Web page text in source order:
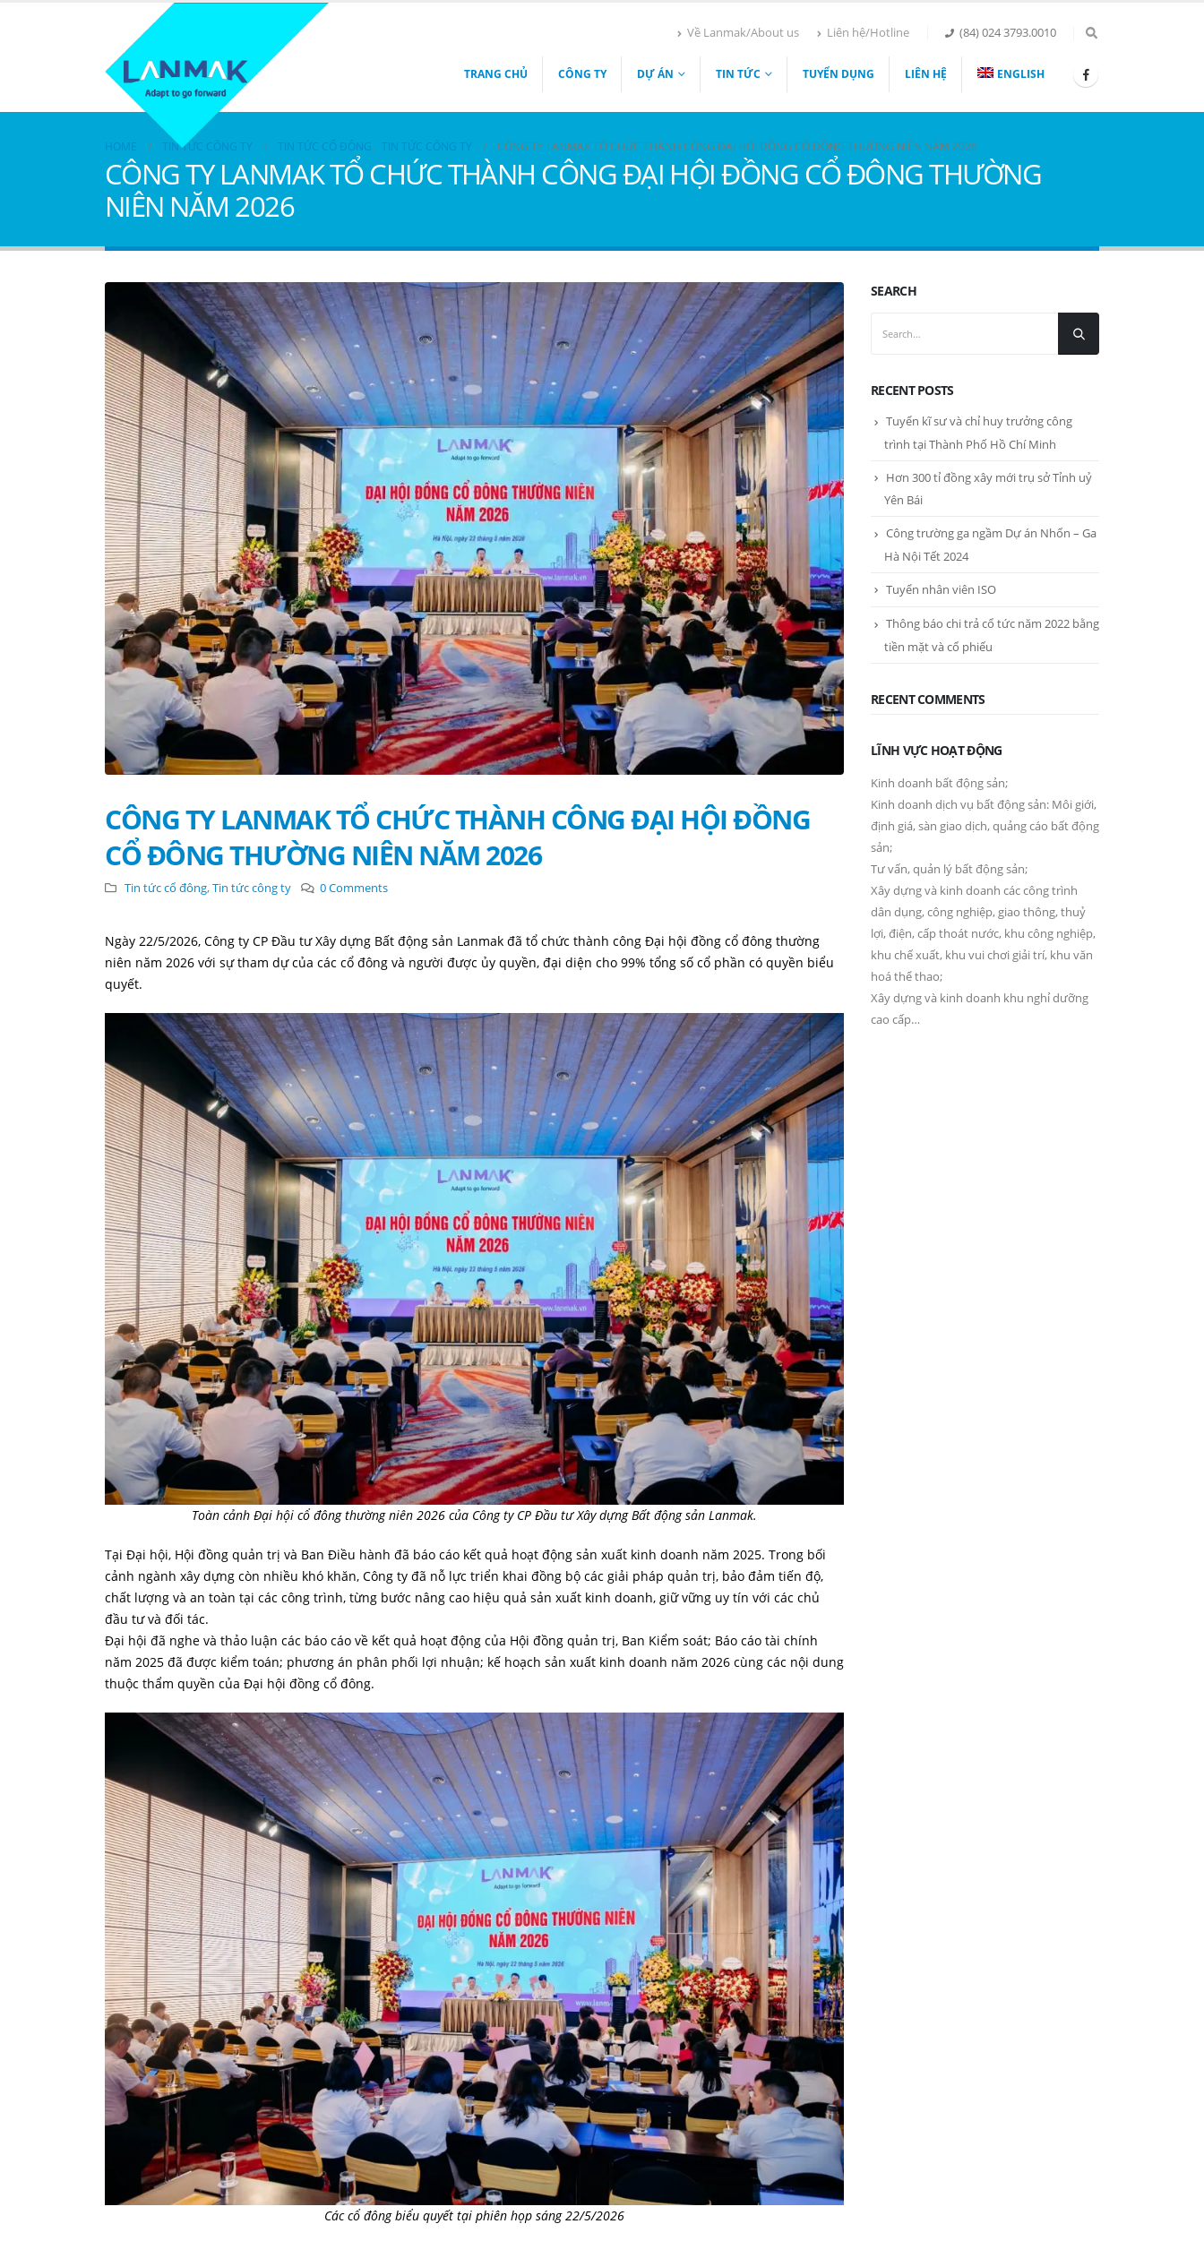
Về Lanmak/About us Liên hệ/Hotline (84) 024 3793.0010
TRANG CHỦ CÔNG TY DỰ ÁN TIN TỨC TUYỂN DỤNG LIÊN HỆ ENGLISH
HOME TIN TỨC CÔNG TY TIN TỨC CỔ ĐÔNG, TIN TỨC CÔNG TY CÔNG TY LANMAK TỔ CHỨC THÀNH CÔNG ĐẠI HỘI ĐỒNG CỔ ĐÔNG THƯỜNG NIÊN NĂM 2026
CÔNG TY LANMAK TỔ CHỨC THÀNH CÔNG ĐẠI HỘI ĐỒNG CỔ ĐÔNG THƯỜNG
NIÊN NĂM 2026
CÔNG TY LANMAK TỔ CHỨC THÀNH CÔNG ĐẠI HỘI ĐỒNG
CỔ ĐÔNG THƯỜNG NIÊN NĂM 2026
Tin tức cổ đông,Tin tức công ty 0 Comments
Ngày 22/5/2026, Công ty CP Đầu tư Xây dựng Bất động sản Lanmak đã tổ chức thành công Đại hội đồng cổ đông thường
niên năm 2026 với sự tham dự của các cổ đông và người được ủy quyền, đại diện cho 99% tổng số cổ phần có quyền biểu
quyết.
Toàn cảnh Đại hội cổ đông thường niên 2026 của Công ty CP Đầu tư Xây dựng Bất động sản Lanmak.
Tại Đại hội, Hội đồng quản trị và Ban Điều hành đã báo cáo kết quả hoạt động sản xuất kinh doanh năm 2025. Trong bối
cảnh ngành xây dựng còn nhiều khó khăn, Công ty đã nỗ lực triển khai đồng bộ các giải pháp quản trị, bảo đảm tiến độ,
chất lượng và an toàn tại các công trình, từng bước nâng cao hiệu quả sản xuất kinh doanh, giữ vững uy tín với các chủ
đầu tư và đối tác.
Đại hội đã nghe và thảo luận các báo cáo về kết quả hoạt động của Hội đồng quản trị, Ban Kiểm soát; Báo cáo tài chính
năm 2025 đã được kiểm toán; phương án phân phối lợi nhuận; kế hoạch sản xuất kinh doanh năm 2026 cùng các nội dung
thuộc thẩm quyền của Đại hội đồng cổ đông.
Các cổ đông biểu quyết tại phiên họp sáng 22/5/2026
SEARCH
RECENT POSTS
Tuyển kĩ sư và chỉ huy trưởng công
trình tại Thành Phố Hồ Chí Minh
Hơn 300 tỉ đồng xây mới trụ sở Tỉnh uỷ
Yên Bái
Công trường ga ngầm Dự án Nhổn – Ga
Hà Nội Tết 2024
Tuyển nhân viên ISO
Thông báo chi trả cổ tức năm 2022 bằng
tiền mặt và cổ phiếu
RECENT COMMENTS
LĨNH VỰC HOẠT ĐỘNG
Kinh doanh bất động sản;
Kinh doanh dịch vụ bất động sản: Môi giới,
định giá, sàn giao dịch, quảng cáo bất động
sản;
Tư vấn, quản lý bất động sản;
Xây dựng và kinh doanh các công trình
dân dụng, công nghiệp, giao thông, thuỷ
lợi, điện, cấp thoát nước, khu công nghiệp,
khu chế xuất, khu vui chơi giải trí, khu văn
hoá thể thao;
Xây dựng và kinh doanh khu nghỉ dưỡng
cao cấp…